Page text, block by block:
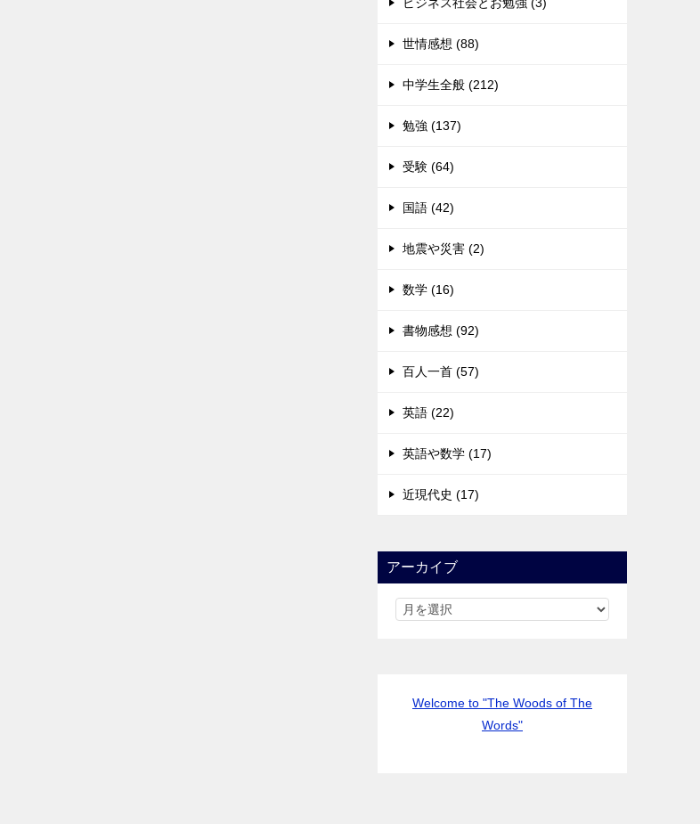
ビジネス社会とお勉強 (3)
世情感想 (88)
中学生全般 (212)
勉強 (137)
受験 (64)
国語 (42)
地震や災害 (2)
数学 (16)
書物感想 (92)
百人一首 (57)
英語 (22)
英語や数学 (17)
近現代史 (17)
アーカイブ
Welcome to "The Woods of The
Words"